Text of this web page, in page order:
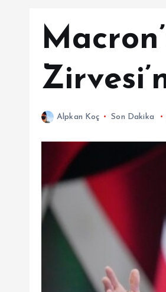
Alpkan Koç Son Dakika